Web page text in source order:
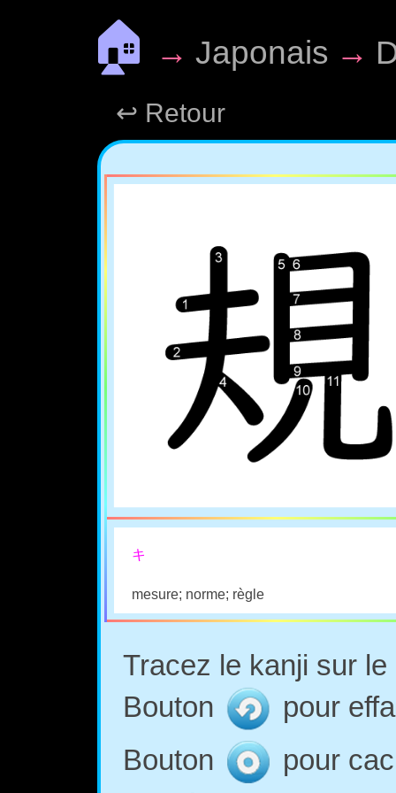
🏠 → Japonais →
↩ Retour
キ
mesure; norme; règle
Tracez le kanji sur
Bouton
pour
Bouton
pour